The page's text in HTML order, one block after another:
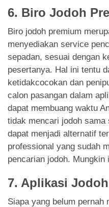
6. Biro Jodoh
Biro jodoh premium
menyediakan service
sepadan, sesuai dengan
pesertanya. Hal ini tentu
ketidakcocokan dan
calon pasangan dalam
dapat membuang waktu
tidak mencari jodoh sama
dapat menjadi alternatif
professional yang sudah
pencarian jodoh. Mungkin
7. Aplikasi
Siapa yang belum pernah